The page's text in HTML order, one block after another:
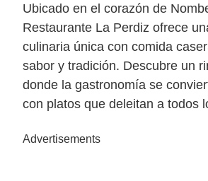
Ubicado en el corazón de
Restaurante La Perdiz ofrece
culinaria única con comida
sabor y tradición. Descubre un
donde la gastronomía se
con platos que deleitan a todos
Advertisements